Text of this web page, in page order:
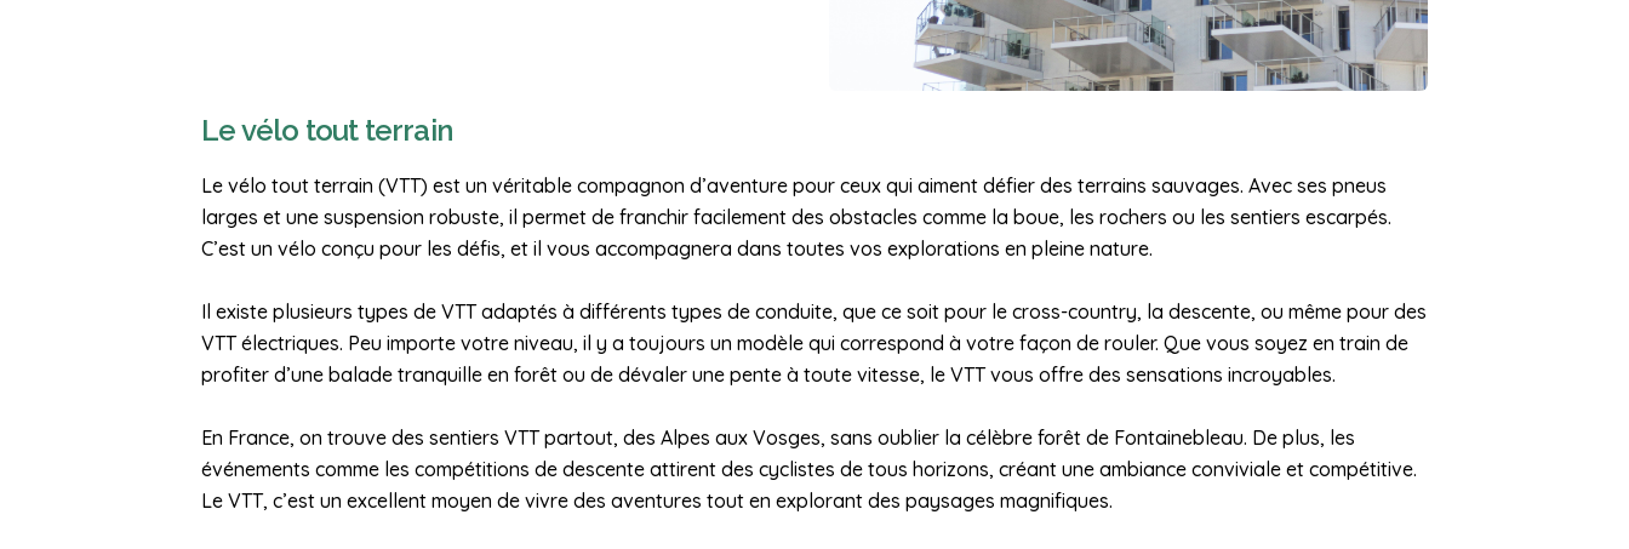
Le vélo tout terrain
Le vélo tout terrain (VTT) est un véritable compagnon d’aventure pour ceux qui aiment défier des terrains sauvages. Avec ses pneus
larges et une suspension robuste, il permet de franchir facilement des obstacles comme la boue, les rochers ou les sentiers escarpés.
C’est un vélo conçu pour les défis, et il vous accompagnera dans toutes vos explorations en pleine nature.
Il existe plusieurs types de VTT adaptés à différents types de conduite, que ce soit pour le cross-country, la descente, ou même pour des
VTT électriques. Peu importe votre niveau, il y a toujours un modèle qui correspond à votre façon de rouler. Que vous soyez en train de
profiter d’une balade tranquille en forêt ou de dévaler une pente à toute vitesse, le VTT vous offre des sensations incroyables.
En France, on trouve des sentiers VTT partout, des Alpes aux Vosges, sans oublier la célèbre forêt de Fontainebleau. De plus, les
événements comme les compétitions de descente attirent des cyclistes de tous horizons, créant une ambiance conviviale et compétitive.
Le VTT, c’est un excellent moyen de vivre des aventures tout en explorant des paysages magnifiques.